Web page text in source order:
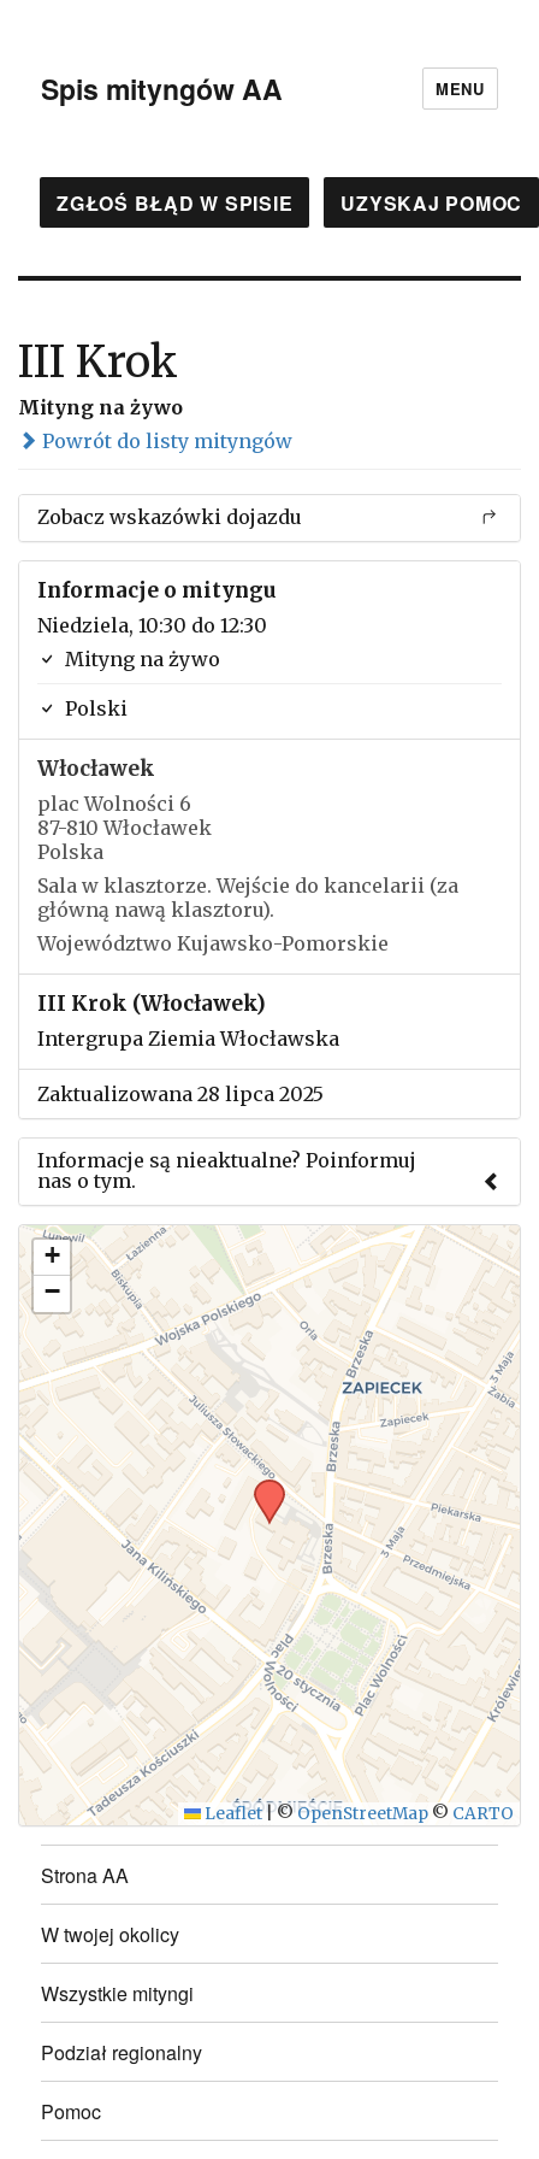
Spis mityngów AA MENU
ZGŁOŚ BŁĄD W SPISIE UZYSKAJ POMOC
III Krok
Mityng na żywo
Powrót do listy mityngów
Zobacz wskazówki dojazdu
Informacje o mityngu
Niedziela, 10:30 do 12:30
Mityng na żywo
Polski
Włocławek
plac Wolności 6
87-810 Włocławek
Polska
Sala w klasztorze. Wejście do kancelarii (za
główną nawą klasztoru).
Województwo Kujawsko-Pomorskie
III Krok (Włocławek)
Intergrupa Ziemia Włocławska
Zaktualizowana 28 lipca 2025
Informacje są nieaktualne? Poinformuj
nas o tym.
Użyj tego formularza aby przesłać informację o
zmianach w powyższym mityngu.
WYŚLIJ
+
−
Leaflet |©OpenStreetMap © CARTO
Strona AA
W twojej okolicy
Wszystkie mityngi
Podział regionalny
Pomoc